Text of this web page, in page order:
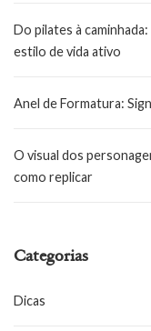
Do pilates à
estilo de vida ativo
Anel de Formatura:
O visual dos
como replicar
Categorias
Dicas